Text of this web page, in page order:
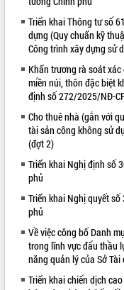
Loading the player...
Lễ truy tặng danh hiệu “Bà Mẹ
Nam Anh hùng” và trao Huân
Lao động
UBND tỉnh Đắk Lắk triển khai
vụ 6 tháng cuối năm 2026
Kỳ họp thứ Hai, Hội đồng nhân
tỉnh khóa XI quyết nghị nhiều
quan trọng
Bí thư Tỉnh ủy Lương Nguyễn
Triết thăm, tặng quà người có
cách mạng
Rà soát, hoàn thiện hệ thống
văn hóa, thể thao đáp ứng yêu
phát triển mới
Thường trực HĐND tỉnh Đắk
Minh
ALBUM ẢNH
Triển khai Thông tư số
dựng (Quy chuẩn kỹ
Công trình xây dựng sử
Khẩn trương rà soát
miền núi, thôn đặc biệt
định số 272/2025/NĐ-
Cho thuê nhà (gắn với
tài sản công không sử
(đợt 2)
Triển khai Nghị định số
phủ
Triển khai Nghị quyết
phủ
Về việc công bố Danh
trong lĩnh vực đấu thầu
năng quản lý của Sở Tài
Triển khai chiến dịch